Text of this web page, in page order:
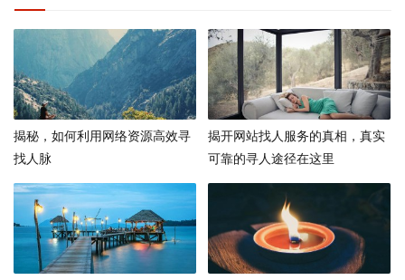
揭秘，如何利用网络资源高效寻
找人脉
揭开网站找人服务的真相，真实
可靠的寻人途径在这里